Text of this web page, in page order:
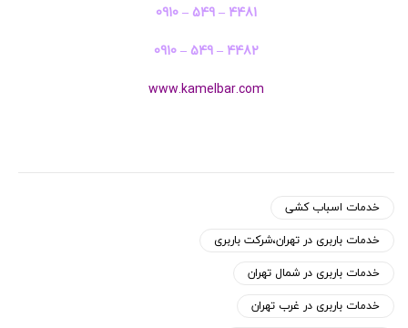
0910 – 549 – 4481
0910 – 549 – 4482
www.kamelbar.com
خدمات اسباب کشی
خدمات باربری در تهران،شرکت باربری
خدمات باربری در شمال تهران
خدمات باربری در غرب تهران